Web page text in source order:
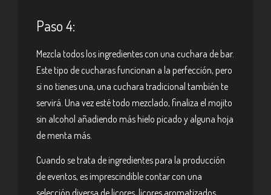
Paso 4:
Mezcla todos los ingredientes con una cuchara de bar.
Este tipo de cucharas funcionan a la perfección, pero
si no tienes una, una cuchara tradicional también te
servirá. Una vez esté todo mezclado, finaliza el mojito
sin alcohol añadiendo más hielo picado y alguna hoja
de menta más.
Cuando se trata de ingredientes para la producción
de eventos, es imprescindible contar con una
selección diversa de licores, licores aromatizados,